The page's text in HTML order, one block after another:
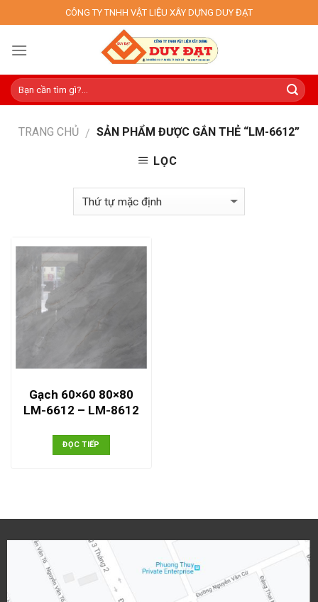
to
content
CÔNG TY TNHH VẬT LIỆU XÂY DỰNG DUY ĐẠT
TRANG CHỦ / SẢN PHẨM ĐƯỢC GẮN THẺ “LM-6612”
LỌC
Gạch 60×60 80×80
LM-6612 – LM-8612
ĐỌC TIẾP